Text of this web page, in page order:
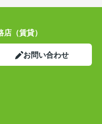
（賃貸）
お問い合わせ